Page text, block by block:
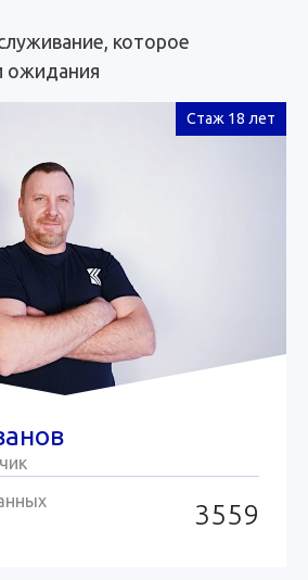
которое
ожидания
Стаж 18 лет
3559